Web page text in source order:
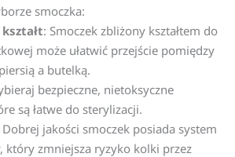
smoczka:
: Smoczek zbliżony kształtem do
może ułatwić przejście pomiędzy
a butelką.
bezpieczne, nietoksyczne
są łatwe do sterylizacji.
Dobrej jakości smoczek posiada system
który zmniejsza ryzyko kolki przez